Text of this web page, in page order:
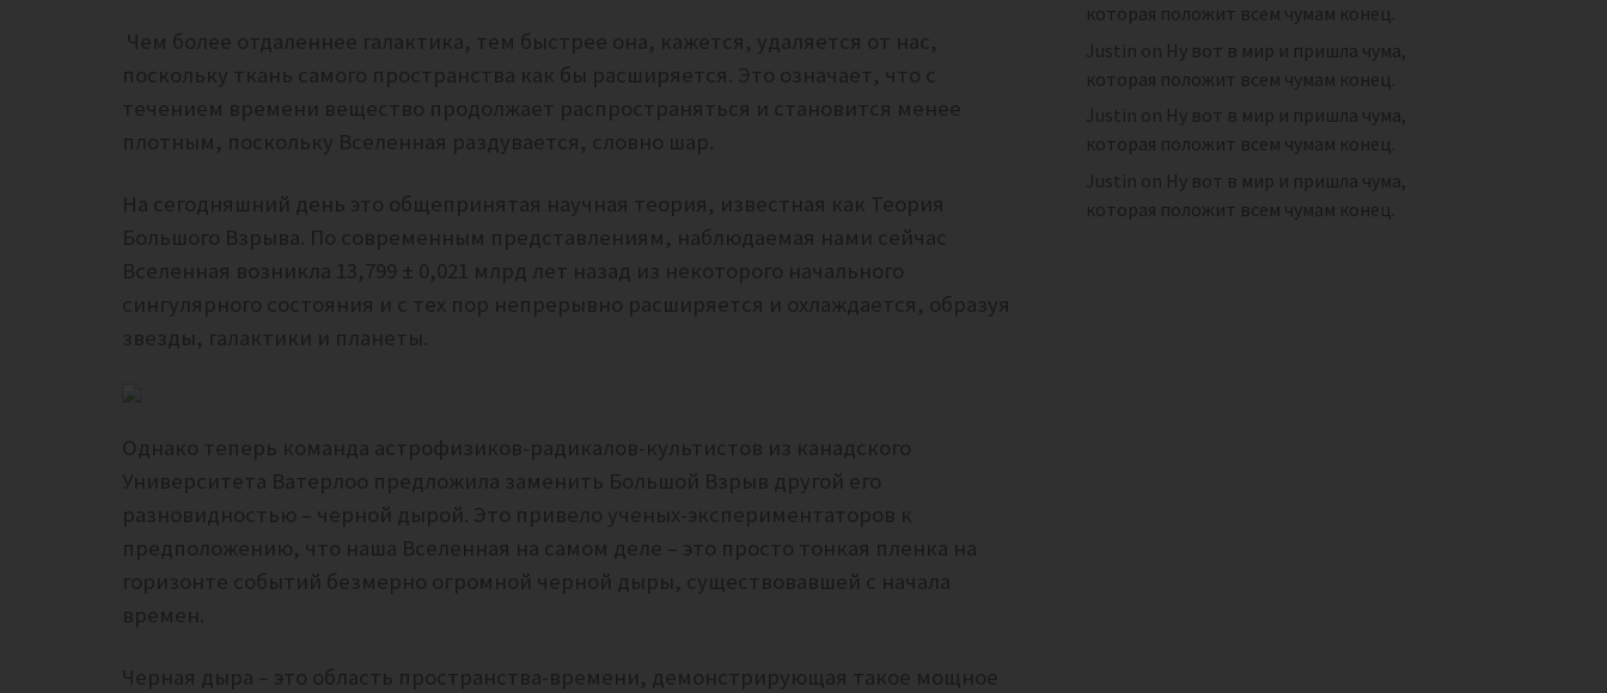
Чем более отдаленнее галактика, тем быстрее она, кажется, удаляется от нас,
поскольку ткань самого пространства как бы расширяется. Это означает, что с
течением времени вещество продолжает распространяться и становится менее
плотным, поскольку Вселенная раздувается, словно шар.
На сегодняшний день это общепринятая научная теория, известная как Теория
Большого Взрыва. По современным представлениям, наблюдаемая нами сейчас
Вселенная возникла 13,799 ± 0,021 млрд лет назад из некоторого начального
сингулярного состояния и с тех пор непрерывно расширяется и охлаждается, образуя
звезды, галактики и планеты.
Однако теперь команда астрофизиков-радикалов-культистов из канадского
Университета Ватерлоо предложила заменить Большой Взрыв другой его
разновидностью – черной дырой. Это привело ученых-экспериментаторов к
предположению, что наша Вселенная на самом деле – это просто тонкая пленка на
горизонте событий безмерно огромной черной дыры, существовавшей с начала
времен.
Черная дыра – это область пространства-времени, демонстрирующая такое мощное
которая положит всем чумам конец.
Justin on Ну вот в мир и пришла чума,
которая положит всем чумам конец.
Justin on Ну вот в мир и пришла чума,
которая положит всем чумам конец.
Justin on Ну вот в мир и пришла чума,
которая положит всем чумам конец.